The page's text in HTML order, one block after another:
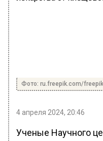
Фото: ru.freepik.com/freepik
4 апреля 2024, 20:46
Ученые Научного